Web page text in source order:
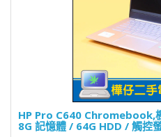
HP Pro C640
8G 記憶體 / 64G HDD / 觸控